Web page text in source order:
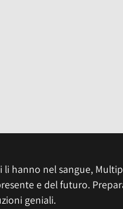
hanno nel sangue,
e del futuro.
geniali.